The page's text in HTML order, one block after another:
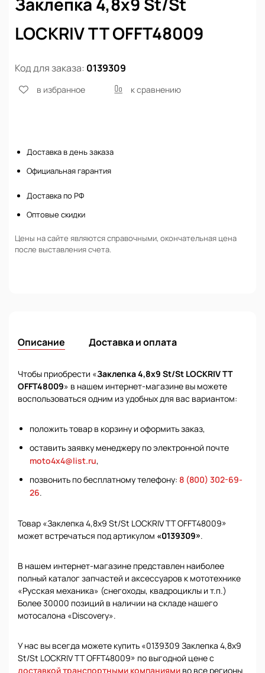
LOCKRIV TT OFFT48009
Код для заказа: 0139309
в избранное к сравнению
Доставка в день заказа
Официальная гарантия
Доставка по РФ
Оптовые скидки
Цены на сайте являются справочными, окончательная цена
после выставления счета.
Описание Доставка и оплата
Чтобы приобрести «Заклепка 4,8х9 St/St LOCKRIV TT
OFFT48009» в нашем интернет-магазине вы можете
воспользоваться одним из удобных для вас вариантом:
положить товар в корзину и оформить заказ,
оставить заявку менеджеру по электронной почте
moto4x4@list.ru,
позвонить по бесплатному телефону: 8 (800) 302-69-
26.
Товар «Заклепка 4,8х9 St/St LOCKRIV TT OFFT48009»
может встречаться под артикулом «0139309».
В нашем интернет-магазине представлен наиболее
полный каталог запчастей и аксессуаров к мототехнике
«Русская механика» (снегоходы, квадроциклы и т.п.)
Более 30000 позиций в наличии на складе нашего
мотосалона «Discovery».
У нас вы всегда можете купить «0139309 Заклепка 4,8х9
St/St LOCKRIV TT OFFT48009» по выгодной цене с
доставкой транспортными компаниями во все регионы